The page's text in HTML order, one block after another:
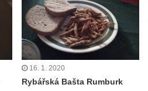
16. 1. 2020
Rybářská Bašta Rumburk